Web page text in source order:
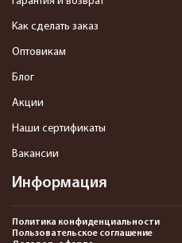
Информация
Как сделать заказ
Оптовикам
Блог
Акции
Наши сертификаты
Вакансии
Политика конфиденциальности
Пользовательское соглашение